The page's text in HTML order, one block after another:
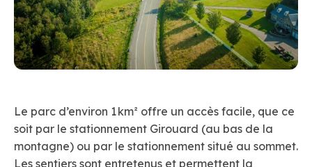
Le parc d’environ 1 km² offre un accès facile, que ce
soit par le stationnement Girouard (au bas de la
montagne) ou par le stationnement situé au sommet.
Les sentiers sont entretenus et permettent la